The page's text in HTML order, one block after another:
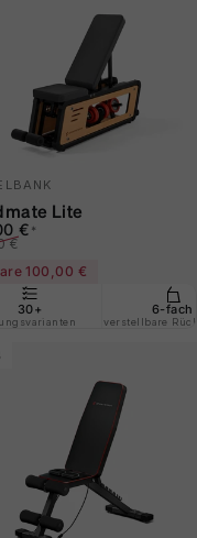
Belastbarkeit Schräg +
Lite
€ *
Preis
€
100,00 €
30+ 6-fach
verstellbare